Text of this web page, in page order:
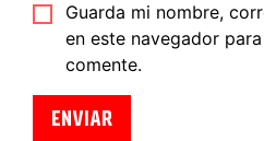
Guarda mi nombre,
en este navegador
comente.